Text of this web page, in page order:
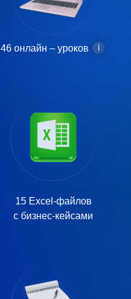
46 онлайн – уроков
15 Excel-файлов
с бизнес-кейсами